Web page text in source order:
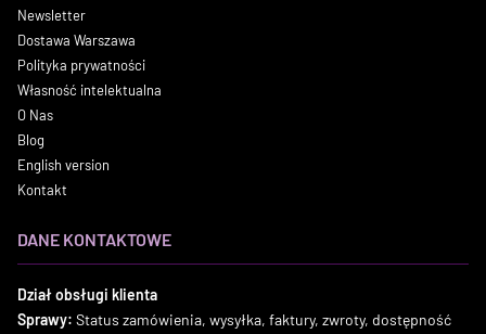
Newsletter
Dostawa Warszawa
Polityka prywatności
Własność intelektualna
O Nas
Blog
English version
Kontakt
DANE KONTAKTOWE
Dział obsługi klienta
Sprawy: Status zamówienia, wysyłka, faktury, zwroty, dostępność